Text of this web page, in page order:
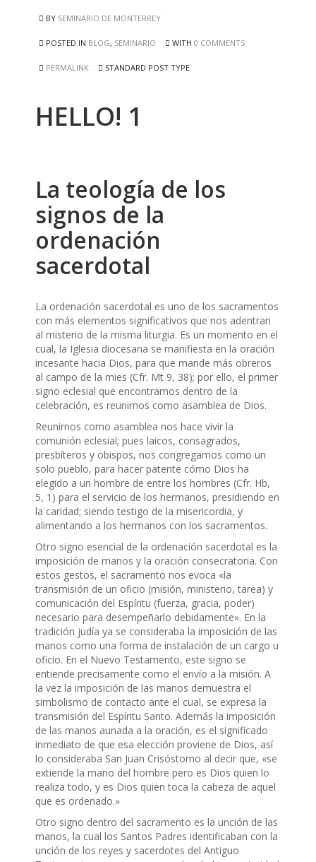
BY SEMINARIO DE MONTERREY
POSTED IN BLOG, SEMINARIO WITH 0 COMMENTS
PERMALINK STANDARD POST TYPE
HELLO! 1
La teología de los
signos de la
ordenación
sacerdotal
La ordenación sacerdotal es uno de los sacramentos
con más elementos significativos que nos adentran
al misterio de la misma liturgia. Es un momento en el
cual, la Iglesia diocesana se manifiesta en la oración
incesante hacia Dios, para que mande más obreros
al campo de la mies (Cfr. Mt 9, 38); por ello, el primer
signo eclesial que encontramos dentro de la
celebración, es reunirnos como asamblea de Dios.
Reunirnos como asamblea nos hace vivir la
comunión eclesial; pues laicos, consagrados,
presbíteros y obispos, nos congregamos como un
solo pueblo, para hacer patente cómo Dios ha
elegido a un hombre de entre los hombres (Cfr. Hb,
5, 1) para el servicio de los hermanos, presidiendo en
la caridad; siendo testigo de la misericordia, y
alimentando a los hermanos con los sacramentos.
Otro signo esencial de la ordenación sacerdotal es la
imposición de manos y la oración consecratoria. Con
estos gestos, el sacramento nos evoca «la
transmisión de un oficio (misión, ministerio, tarea) y
comunicación del Espíritu (fuerza, gracia, poder)
necesario para desempeñarlo debidamente». En la
tradición judía ya se consideraba la imposición de las
manos como una forma de instalación de un cargo u
oficio. En el Nuevo Testamento, este signo se
entiende precisamente como el envío a la misión. A
la vez la imposición de las manos demuestra el
simbolismo de contacto ante el cual, se expresa la
transmisión del Espíritu Santo. Además la imposición
de las manos aunada a la oración, es el significado
inmediato de que esa elección proviene de Dios, así
lo consideraba San Juan Crisóstomo al decir que, «se
extiende la mano del hombre pero es Dios quien lo
realiza todo, y es Dios quien toca la cabeza de aquel
que es ordenado.»
Otro signo dentro del sacramento es la unción de las
manos, la cual los Santos Padres identificaban con la
unción de los reyes y sacerdotes del Antiguo